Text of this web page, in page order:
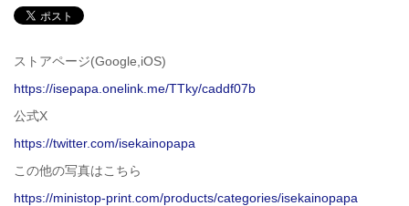
ストアページ(Google,iOS)
https://isepapa.onelink.me/TTky/caddf07b
公式X
https://twitter.com/isekainopapa
この他の写真はこちら
https://ministop-print.com/products/categories/isekainopapa